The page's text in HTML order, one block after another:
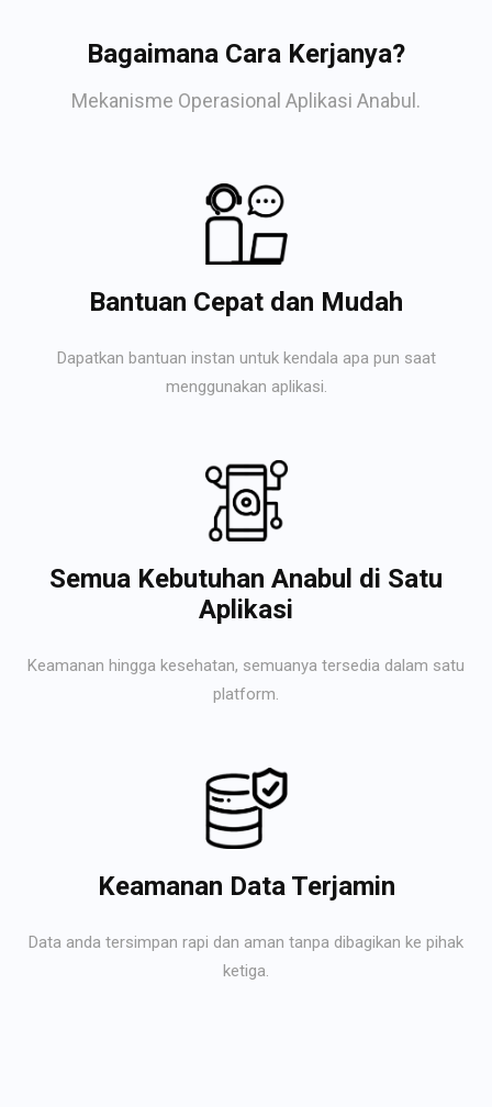
Bagaimana Cara Kerjanya?
Mekanisme Operasional Aplikasi Anabul.
Bantuan Cepat dan Mudah
Dapatkan bantuan instan untuk kendala apa pun saat
menggunakan aplikasi.
Semua Kebutuhan Anabul di Satu
Aplikasi
Keamanan hingga kesehatan, semuanya tersedia dalam satu
platform.
Keamanan Data Terjamin
Data anda tersimpan rapi dan aman tanpa dibagikan ke pihak
ketiga.